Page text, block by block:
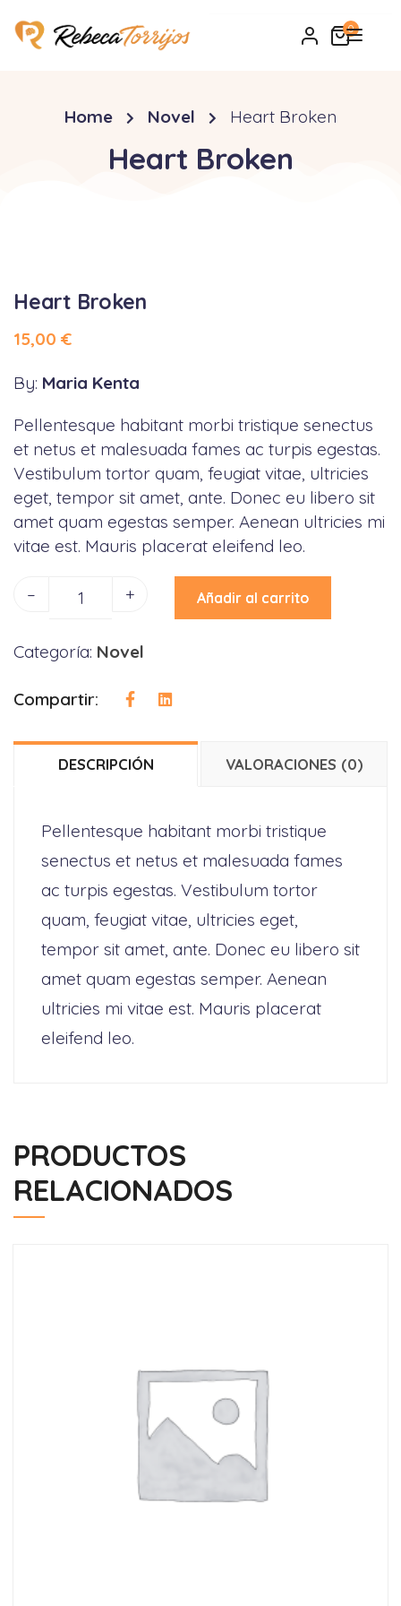
0
Home Novel Heart Broken
Heart Broken
Heart Broken
15,00 €
By: Maria Kenta
Pellentesque habitant morbi tristique senectus
et netus et malesuada fames ac turpis egestas.
Vestibulum tortor quam, feugiat vitae, ultricies
eget, tempor sit amet, ante. Donec eu libero sit
amet quam egestas semper. Aenean ultricies mi
vitae est. Mauris placerat eleifend leo.
– + Añadir al carrito
Categoría: Novel
Compartir:
DESCRIPCIÓN VALORACIONES (0)
Pellentesque habitant morbi tristique
senectus et netus et malesuada fames
ac turpis egestas. Vestibulum tortor
quam, feugiat vitae, ultricies eget,
tempor sit amet, ante. Donec eu libero sit
amet quam egestas semper. Aenean
ultricies mi vitae est. Mauris placerat
eleifend leo.
PRODUCTOS
RELACIONADOS